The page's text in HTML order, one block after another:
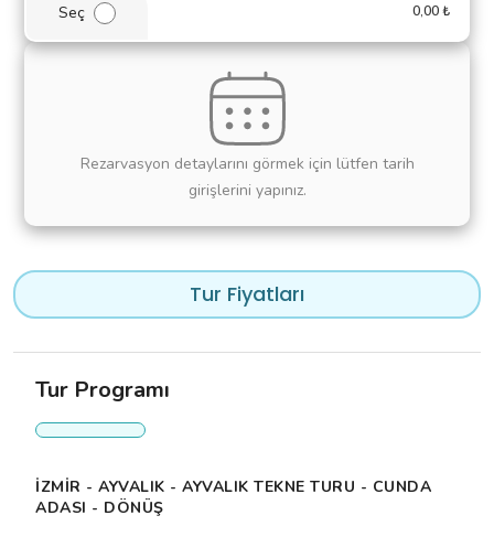
Seç 0,00₺
Rezarvasyon detaylarını görmek için lütfen tarih
girişlerini yapınız.
Tur Fiyatları
Tur Programı
İZMİR - AYVALIK - AYVALIK TEKNE TURU - CUNDA
ADASI - DÖNÜŞ